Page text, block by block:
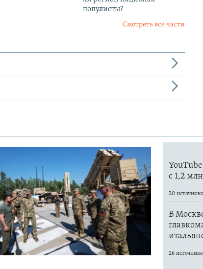
популисты?
Смотреть все части